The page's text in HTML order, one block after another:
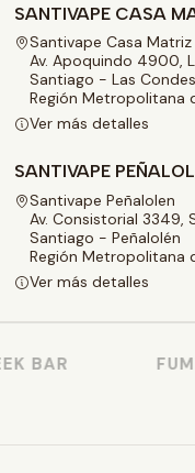
SANTIVAPE CASA
Santivape Casa Matriz
Av. Apoquindo 4900,
Santiago - Las Condes
Región Metropolitana
Ver más detalles
SANTIVAPE
Santivape Peñalolen
Av. Consistorial 3349,
Santiago - Peñalolén
Región Metropolitana
Ver más detalles
BAR FUME